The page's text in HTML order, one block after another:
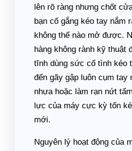
lên rõ ràng nhưng chốt
bạn cố gắng kéo tay nắm
không thể nào mở được.
hàng không rành kỹ thuật
tĩnh dùng sức cố tình kéo
đến gãy gập luôn cụm tay
nhựa hoặc làm rạn nứt
lực của máy cực kỳ tốn
mới.
Nguyên lý hoạt động của